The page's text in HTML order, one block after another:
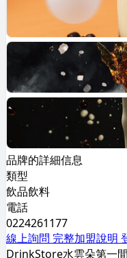
品牌的詳細信息
類型
飲品飲料
電話
0224261177
線上詢問 完整加盟說明
DrinkStore水雲朵第一